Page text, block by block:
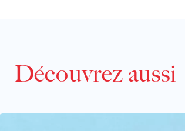
Découvrez aussi